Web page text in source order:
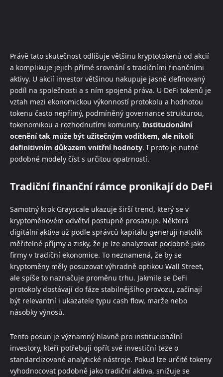
Právě tato skutečnost odlišuje většinu kryptotokenů od akcií
a komplikuje jejich přímé srovnání s tradičními finančními
aktivy. U akcií investor většinou nakupuje jasně definovaný
podíl na společnosti a s ním spojená práva. U DeFi tokenů je
vztah mezi ekonomickou výkonností protokolu a hodnotou
tokenu často nepřímý, podmíněný governance strukturou,
tokenomikou a rozhodnutími komunity. Institucionální
ocenění tak může být užitečným vodítkem, ale nikoli
definitivním důkazem vnitřní hodnoty. I proto je nutné
podobné modely číst s určitou opatrností.
Tradiční finanční rámce pronikají do DeFi
Samotný krok Grayscale ukazuje širší trend, který se v
kryptoměnovém odvětví postupně prosazuje. Některá
digitální aktiva už podle správců kapitálu generují natolik
měřitelné příjmy a zisky, že je lze analyzovat podobně jako
firmy v tradiční ekonomice. To neznamená, že by se
kryptoměny měly posuzovat výhradně optikou Wall Street,
ale spíše to naznačuje proměnu trhu. Jakmile se DeFi
protokoly dostávají do fáze stabilnějšího provozu, začínají
být relevantní i ukazatele typu cash flow, marže nebo
násobky výnosů.
Tento posun je významný hlavně pro institucionální
investory, kteří potřebují opřít své investiční teze o
standardizované analytické nástroje. Pokud lze určité tokeny
vyhodnocovat podobně jako tradiční aktiva, snižuje se